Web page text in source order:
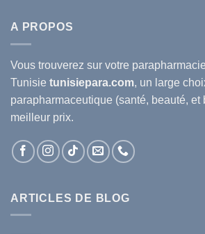
A PROPOS
Vous trouverez sur votre parapharmacie
Tunisie tunisiepara.com, un large
parapharmaceutique (santé, beauté, et
meilleur prix.
ARTICLES DE BLOG